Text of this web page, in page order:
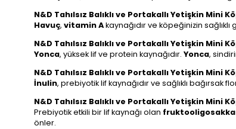
N&D Tahılsız Balıklı ve Portakallı Yetişkin Mini
Havuç, vitamin Akaynağıdır ve köpeğinizin
N&D Tahılsız Balıklı ve Portakallı Yetişkin Mini
Yonca, yüksek lif ve protein kaynağıdır. Yonca,
N&D Tahılsız Balıklı ve Portakallı Yetişkin Mini
İnulin, prebiyotik lif kaynağıdır ve sağlıklı bağırsak
N&D Tahılsız Balıklı ve Portakallı Yetişkin
Prebiyotik etkili bir lif kaynağı olan
önler.